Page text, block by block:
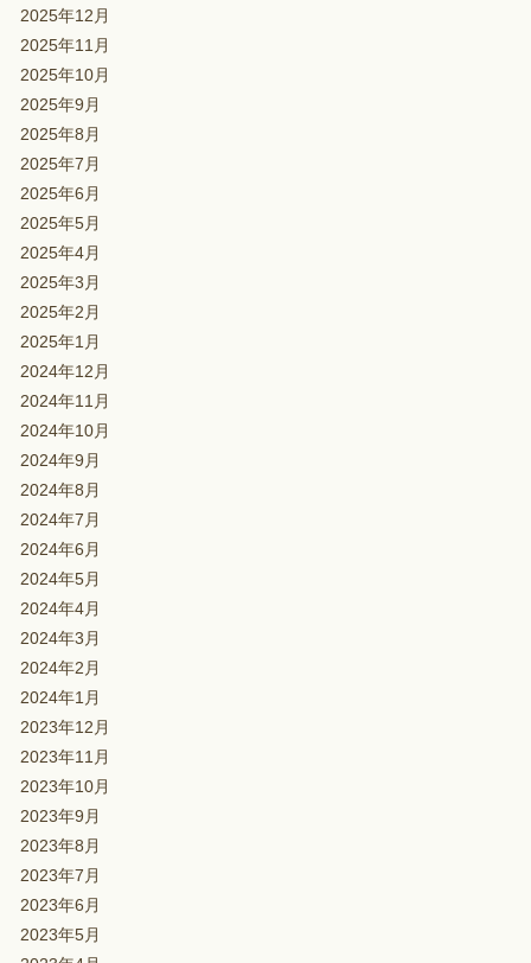
2025年12月
2025年11月
2025年10月
2025年9月
2025年8月
2025年7月
2025年6月
2025年5月
2025年4月
2025年3月
2025年2月
2025年1月
2024年12月
2024年11月
2024年10月
2024年9月
2024年8月
2024年7月
2024年6月
2024年5月
2024年4月
2024年3月
2024年2月
2024年1月
2023年12月
2023年11月
2023年10月
2023年9月
2023年8月
2023年7月
2023年6月
2023年5月